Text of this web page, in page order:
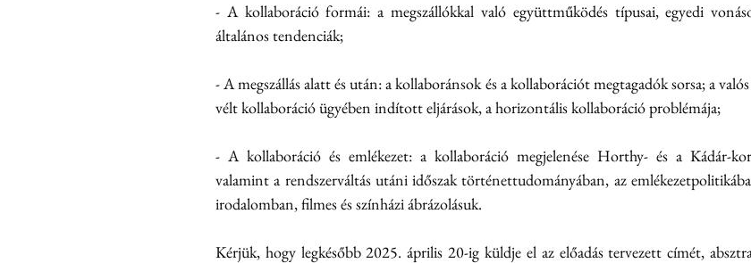
- A kollaboráció formái: a megszállókkal való együttműködés típusai, egyedi
általános tendenciák;
- A megszállás alatt és után: a kollaboránsok és a kollaborációt megtagadók sorsa; a
vélt kollaboráció ügyében indított eljárások, a horizontális kollaboráció problémája;
- A kollaboráció és emlékezet: a kollaboráció megjelenése Horthy- és a Kádár-
valamint a rendszerváltás utáni időszak történettudományában, az
irodalomban, filmes és színházi ábrázolásuk.
Kérjük, hogy legkésőbb 2025. április 20-ig küldje el az előadás tervezett címét,